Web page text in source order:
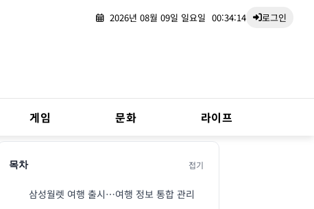
2026년 08월 09일 일요일 00:34:15 로그인
게임 문화 라이프
목차 접기
삼성월렛 여행 출시…여행 정보 통합 관리